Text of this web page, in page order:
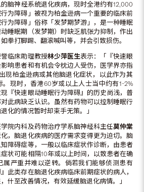
脑神经系统退化疾病，现时全港约有12,000
为障碍」被视为柏金逊病一个重要的临床前
为障碍」俗称「发梦期梦游」，是一种睡眠
睡眠期（发梦期）时缺乏肌张力抑制，作出
拳打脚踢、翻滚喊叫等，并会引致损伤。
临床助理教授林少萍医生表示：「『快速眼
响患者和有机会令枕边人受伤，医学界亦指
现柏金逊病或其他脑退化症状，以此作为其
现时，香港60岁或以上人士当中约有1-2%
『快速眼动睡眠行为障碍』的历史尚浅，普
此病缺乏认识。虽然有药物可以控制睡眠行
化的情况暂时却束手无策。」
院内科及药物治疗学系脑神经科主任莫仲棠
，脑退化疾病的医疗需求变得更为迫切。脑
障碍症等，一般以临床症状作诊断，由患者
状可能相隔10年或以上时间，以致患者在确
属严重并难以逆转。倘若我们能够侦测患有
此类存在脑退化疾病临床前期症状的病人，
什至改善情况，有效延缓脑退化病情。」